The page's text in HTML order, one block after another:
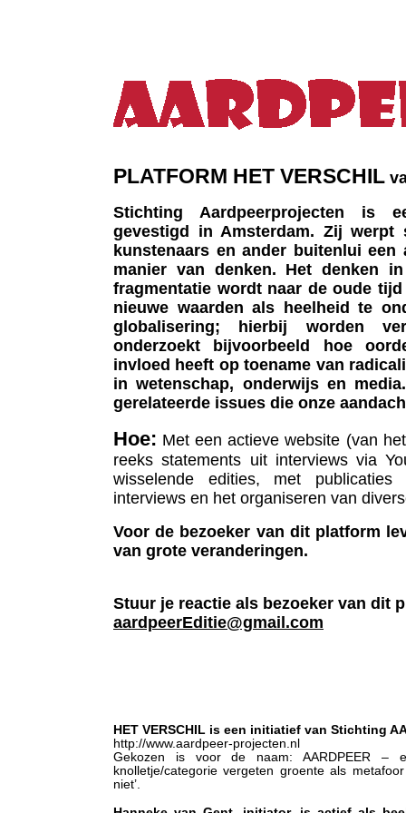
PLATFORM HET VERSCHIL
Stichting Aardpeerprojecten is
gevestigd in Amsterdam. Zij werpt
kunstenaars en ander buitenlui
manier van denken. Het denken
fragmentatie wordt naar de oude
nieuwe waarden als heelheid te
globalisering; hierbij worden
onderzoekt bijvoorbeeld hoe
invloed heeft op toename van
in wetenschap, onderwijs en
gerelateerde issues die onze
Hoe: Met een actieve website (van
reeks statements uit interviews via
wisselende edities, met publicaties
interviews en het organiseren van
Voor de bezoeker van dit platform
van grote veranderingen.
Stuur je reactie als bezoeker van dit
aardpeerEditie@gmail.com
HET VERSCHIL is een initiatief van Stichting
http://www.aardpeer-projecten.nl
Gekozen is voor de naam: AARDPEER –
knolletje/categorie vergeten groente als
niet’.